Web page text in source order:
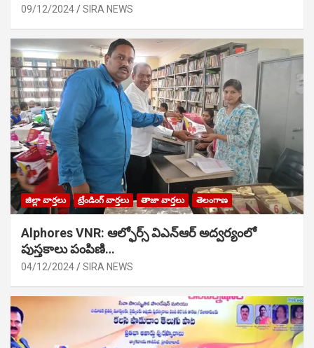
09/12/2024 SIRA NEWS
జిల్లా వార్తలు ట్రేండింగ్ వార్తలు తాజా వార్తలు తెలంగాణ
Alphores VNR: ఆల్ఫోర్స్ విఎన్ఆర్ అద్వర్యంలో
పుస్తకాలు పంపిణి…
04/12/2024 SIRA NEWS